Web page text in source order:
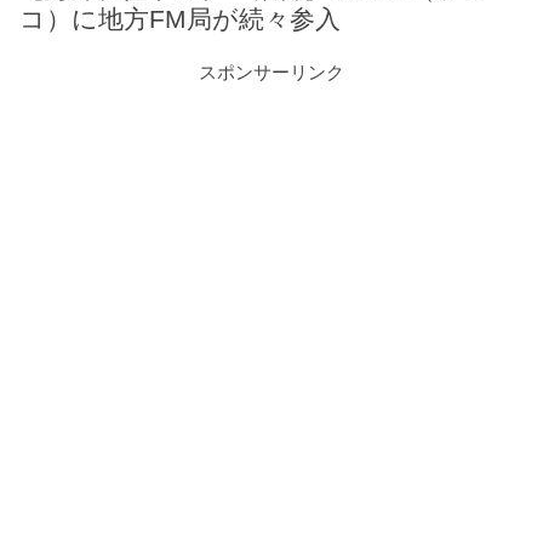
コ）に地方FM局が続々参入
スポンサーリンク